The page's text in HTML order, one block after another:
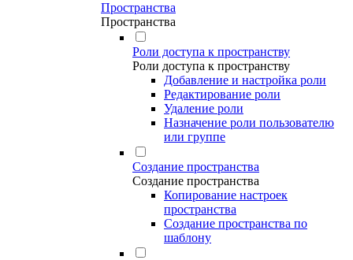
Пространства
Пространства
Роли доступа к пространству
Роли доступа к пространству
Добавление и настройка роли
Редактирование роли
Удаление роли
Назначение роли пользователю
или группе
Создание пространства
Создание пространства
Копирование настроек
пространства
Создание пространства по
шаблону